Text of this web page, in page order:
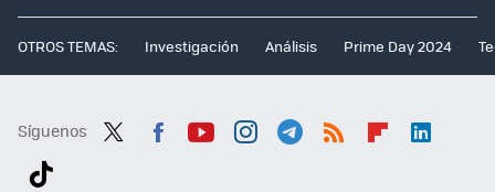
OTROS TEMAS: Investigación Análisis Prime Day 2024
Síguenos